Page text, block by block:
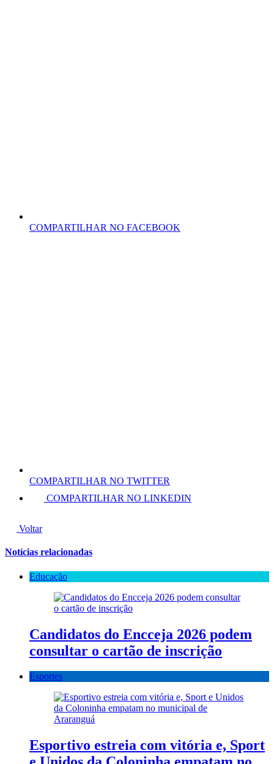
COMPARTILHAR NO FACEBOOK
COMPARTILHAR NO TWITTER
COMPARTILHAR NO LINKEDIN
Voltar
Notícias relacionadas
Educação
Candidatos do Encceja 2026 podem
consultar o cartão de inscrição
Esportes
Esportivo estreia com vitória e, Sport